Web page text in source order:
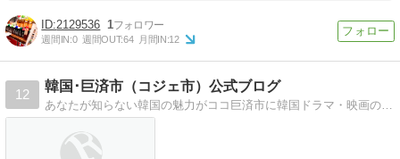
2129536 1
週間IN:0 週間OUT:64 月間IN:12
12
韓国･巨済市（コジェ市）公式ブログ
あなたが知らない韓国の魅力がココ巨済市に韓国ドラマ・映画のロケ地として多く使われる、巨済市に遊びに来ませんか？